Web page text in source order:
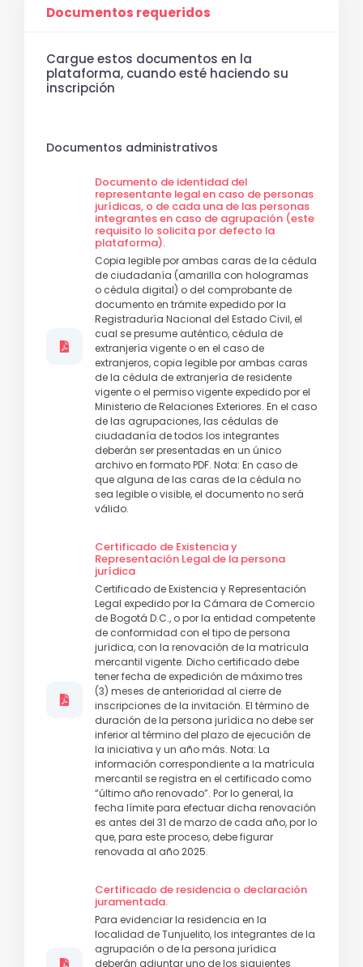
Documentos requeridos
Cargue estos documentos en la
plataforma, cuando esté haciendo su
inscripción
Documentos administrativos
Documento de identidad del
representante legal en caso de personas
jurídicas, o de cada una de las personas
integrantes en caso de agrupación (este
requisito lo solicita por defecto la
plataforma).
Copia legible por ambas caras de la cédula
de ciudadanía (amarilla con hologramas
o cédula digital) o del comprobante de
documento en trámite expedido por la
Registraduría Nacional del Estado Civil, el
cual se presume auténtico, cédula de
extranjería vigente o en el caso de
extranjeros, copia legible por ambas caras
de la cédula de extranjería de residente
vigente o el permiso vigente expedido por el
Ministerio de Relaciones Exteriores. En el caso
de las agrupaciones, las cédulas de
ciudadanía de todos los integrantes
deberán ser presentadas en un único
archivo en formato PDF. Nota: En caso de
que alguna de las caras de la cédula no
sea legible o visible, el documento no será
válido.
Certificado de Existencia y
Representación Legal de la persona
jurídica
Certificado de Existencia y Representación
Legal expedido por la Cámara de Comercio
de Bogotá D.C., o por la entidad competente
de conformidad con el tipo de persona
jurídica, con la renovación de la matrícula
mercantil vigente. Dicho certificado debe
tener fecha de expedición de máximo tres
(3) meses de anterioridad al cierre de
inscripciones de la invitación. El término de
duración de la persona jurídica no debe ser
inferior al término del plazo de ejecución de
la iniciativa y un año más. Nota: La
información correspondiente a la matrícula
mercantil se registra en el certificado como
“último año renovado”. Por lo general, la
fecha límite para efectuar dicha renovación
es antes del 31 de marzo de cada año, por lo
que, para este proceso, debe figurar
renovada al año 2025.
Certificado de residencia o declaración
juramentada.
Para evidenciar la residencia en la
localidad de Tunjuelito, los integrantes de la
agrupación o de la persona jurídica
deberán adjuntar uno de los siguientes